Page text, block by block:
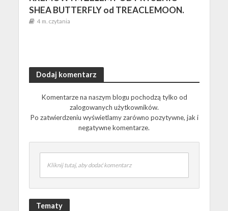
SHEA BUTTERFLY od TREACLEMOON.
4 m. czytania
Dodaj komentarz
Komentarze na naszym blogu pochodzą tylko od
zalogowanych użytkowników.
Po zatwierdzeniu wyświetlamy zarówno pozytywne, jak i
negatywne komentarze.
Kliknij tutaj, aby dodać komentarz
Tematy